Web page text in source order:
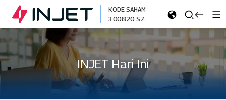
KODE SAHAM
300820.SZ
INJET Hari Ini